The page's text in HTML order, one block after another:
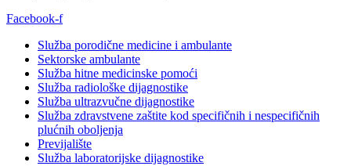
Facebook-f
Služba porodične medicine i ambulante
Sektorske ambulante
Služba hitne medicinske pomoći
Služba radiološke dijagnostike
Služba ultrazvučne dijagnostike
Služba zdravstvene zaštite kod specifičnih i nespecifičnih
plućnih oboljenja
Previjalište
Služba laboratorijske dijagnostike